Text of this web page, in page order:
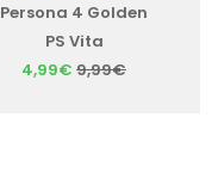
Persona 4 Golden
PS Vita
4,99€ 9,99€